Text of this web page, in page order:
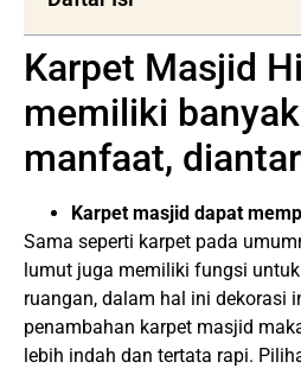
Karpet Masjid
memiliki
manfaat,
Karpet masjid dapat
Sama seperti karpet pada
lumut juga memiliki fungsi
ruangan, dalam hal ini dekorasi
penambahan karpet masjid
lebih indah dan tertata rapi.